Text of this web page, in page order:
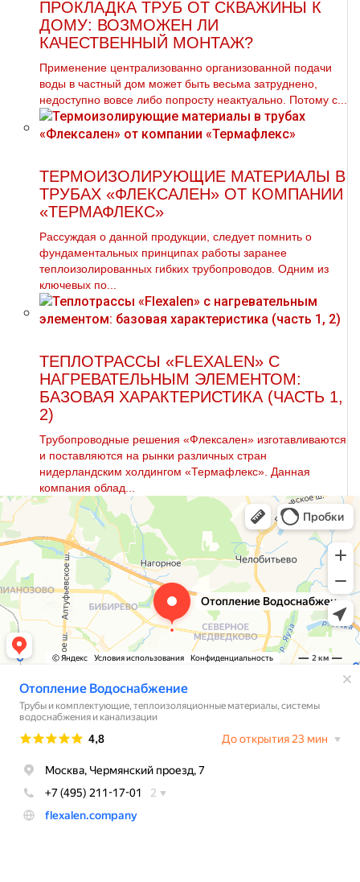
ПРОКЛАДКА ТРУБ ОТ СКВАЖИНЫ К
ДОМУ: ВОЗМОЖЕН ЛИ
КАЧЕСТВЕННЫЙ МОНТАЖ?
Применение централизованно организованной подачи
воды в частный дом может быть весьма затруднено,
недоступно вовсе либо попросту неактуально. Потому с...
ТЕРМОИЗОЛИРУЮЩИЕ МАТЕРИАЛЫ В
ТРУБАХ «ФЛЕКСАЛЕН» ОТ КОМПАНИИ
«ТЕРМАФЛЕКС»
Рассуждая о данной продукции, следует помнить о
фундаментальных принципах работы заранее
теплоизолированных гибких трубопроводов. Одним из
ключевых по...
ТЕПЛОТРАССЫ «FLEXALEN» С
НАГРЕВАТЕЛЬНЫМ ЭЛЕМЕНТОМ:
БАЗОВАЯ ХАРАКТЕРИСТИКА (ЧАСТЬ 1,
2)
Трубопроводные решения «Флексален» изготавливаются
и поставляются на рынки различных стран
нидерландским холдингом «Термафлекс». Данная
компания облад...